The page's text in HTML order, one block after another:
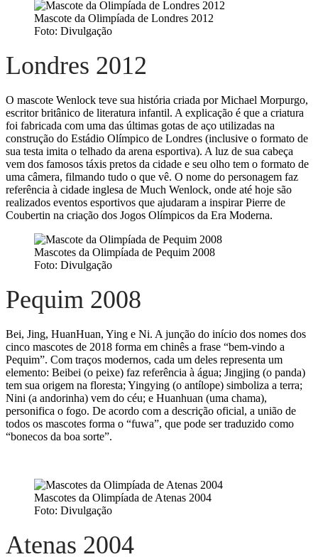
Mascote da Olimpíada de Londres 2012
Foto: Divulgação
Londres 2012
O mascote Wenlock teve sua história criada por Michael Morpurgo,
escritor britânico de literatura infantil. A explicação é que a criatura
foi fabricada com uma das últimas gotas de aço utilizadas na
construção do Estádio Olímpico de Londres (inclusive o formato de
sua testa imita o telhado da arena esportiva). A luz de sua cabeça
vem dos famosos táxis pretos da cidade e seu olho tem o formato de
uma câmera, filmando tudo o que vê. O nome do personagem faz
referência à cidade inglesa de Much Wenlock, onde até hoje são
realizados eventos esportivos que ajudaram a inspirar Pierre de
Coubertin na criação dos Jogos Olímpicos da Era Moderna.
Mascotes da Olimpíada de Pequim 2008
Foto: Divulgação
Pequim 2008
Bei, Jing, HuanHuan, Ying e Ni. A junção do início dos nomes dos
cinco mascotes de 2018 forma em chinês a frase “bem-vindo a
Pequim”. Com traços modernos, cada um deles representa um
elemento: Beibei (o peixe) faz referência à água; Jingjing (o panda)
tem sua origem na floresta; Yingying (o antílope) simboliza a terra;
Nini (a andorinha) vem do céu; e Huanhuan (uma chama),
personifica o fogo. De acordo com a descrição oficial, a união de
todos os mascotes forma o “fuwa”, que pode ser traduzido como
“bonecos da boa sorte”.
Mascotes da Olimpíada de Atenas 2004
Foto: Divulgação
Atenas 2004